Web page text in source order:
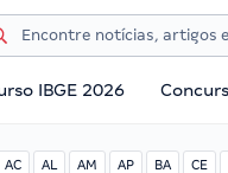
IBGE 2026
AC AL AM AP BA CE